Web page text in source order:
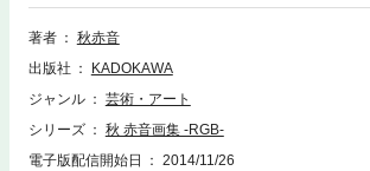
秋 赤音（あきあかね）。本書はニコニコ動画デビュ
か、学生時代から描いている未公開のイラストまで含
ラストを網羅】「右肩の蝶」「浮巡サティスファクシ
ール」「裏表ラバーズ」など、人気ボカロ曲イラスト
が歌い手としてリリースしたCDイラスト、ゆずや渡
ジャケットイラストまで、約130点のイラストを掲
著者
秋赤音
出版社
KADOKAWA
ジャンル
芸術・アート
シリーズ
秋 赤音画集 -RGB-
電子版配信開始日
2014/11/26